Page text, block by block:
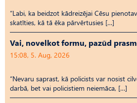
“Labi, ka beidzot kādreizējai Cēsu
skatīties, kā tā ēka pārvērtusies […]
Vai, novelkot formu, pazūd
15:08, 5. Aug, 2026
“Nevaru saprast, kā policists var nosist
darbā, bet vai policistiem neiemāca, […]